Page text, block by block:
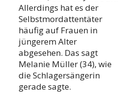
Allerdings hat es der
Selbstmordattentäter
häufig auf Frauen in
jüngerem Alter
abgesehen. Das sagt
Melanie Müller (34), wie
die Schlagersängerin
gerade sagte.